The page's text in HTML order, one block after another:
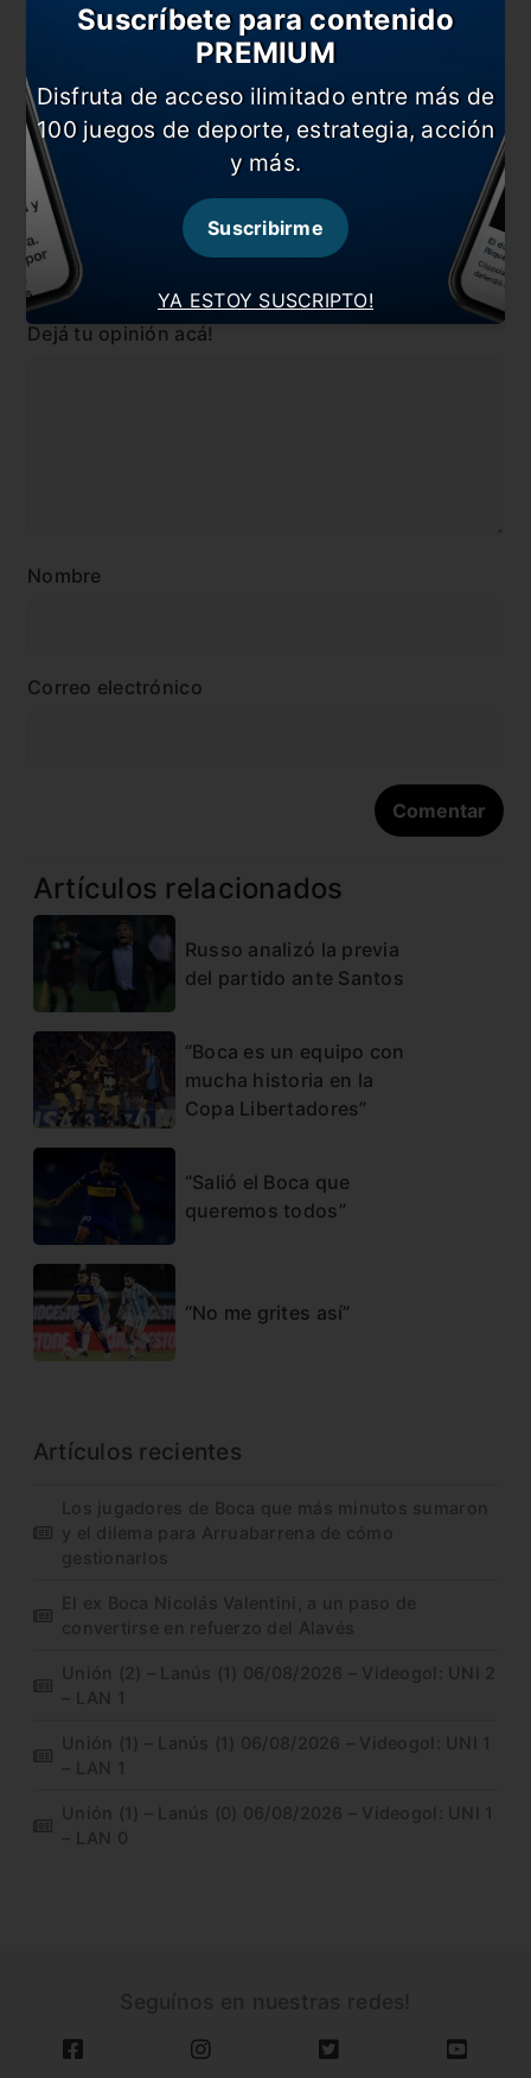
“Salió el Boca que queremos todos”
“No me grites así”
En esta nota:
#Boca #Copa Libertadores
#Noticia #The Strongest
Comentarios
Dejá tu opinión acá!
Nombre
Correo electrónico
Artículos relacionados
Russo analizó la previa
del partido ante Santos
“Boca es un equipo con
mucha historia en la
Copa Libertadores”
“Salió el Boca que
queremos todos”
“No me grites así”
Artículos recientes
Los jugadores de Boca que más minutos sumaron
y el dilema para Arruabarrena de cómo
gestionarlos
El ex Boca Nicolás Valentini, a un paso de
convertirse en refuerzo del Alavés
Unión (2) – Lanús (1) 06/08/2026 – Videogol: UNI 2
– LAN 1
Unión (1) – Lanús (1) 06/08/2026 – Videogol: UNI 1
– LAN 1
Unión (1) – Lanús (0) 06/08/2026 – Videogol: UNI 1
– LAN 0
YA ESTOY SUSCRIPTO!
Suscríbete para contenido
PREMIUM
Disfruta de acceso ilimitado entre más de
100 juegos de deporte, estrategia, acción
y más.
Suscribirme